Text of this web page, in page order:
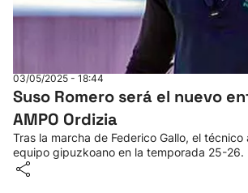
Ciclismo
Balonmano
Kirolak 360
03/05/2025 - 18:44
Suso Romero será el nuevo
AMPO Ordizia
Tras la marcha de Federico Gallo, el
equipo gipuzkoano en la temporada 25-26.